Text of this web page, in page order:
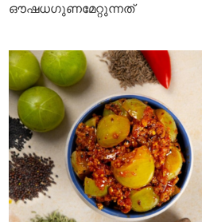
ഔഷധഗുണമേറ്റുന്നത്